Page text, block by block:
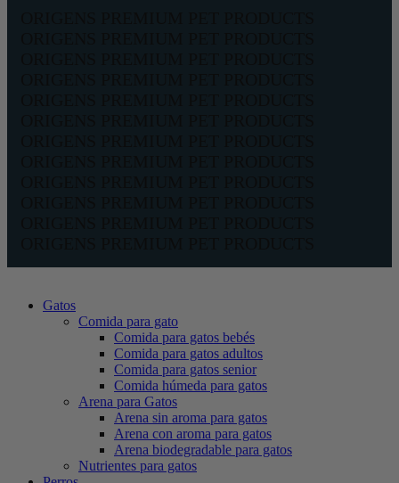
Gatos
Comida para gato
Comida para gatos bebés
Comida para gatos adultos
Comida para gatos senior
Comida húmeda para gatos
Arena para Gatos
Arena sin aroma para gatos
Arena con aroma para gatos
Arena biodegradable para gatos
Nutrientes para gatos